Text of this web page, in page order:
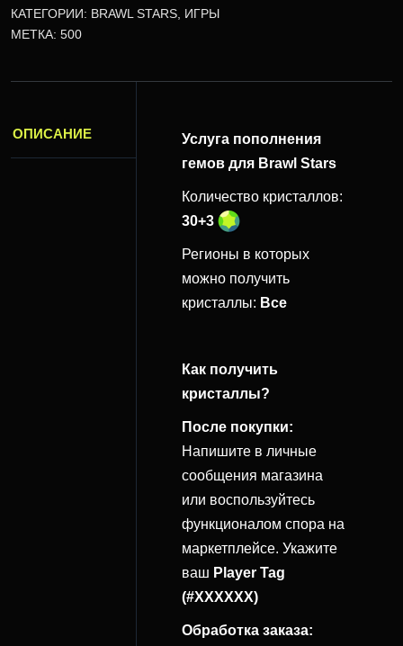
КАТЕГОРИИ: BRAWL STARS ИГРЫ
МЕТКА: 500
ОПИСАНИЕ
Услуга пополнения
гемов для Brawl Stars
Количество кристаллов:
30+3
Регионы в которых
можно получить
кристаллы: Все
Как получить
кристаллы?
После покупки:
Напишите в личные
сообщения магазина
или воспользуйтесь
функционалом спора на
маркетплейсе. Укажите
ваш Player Tag
(#XXXXXX)
Обработка заказа: